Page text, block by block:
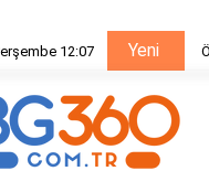
12:07 Yeni